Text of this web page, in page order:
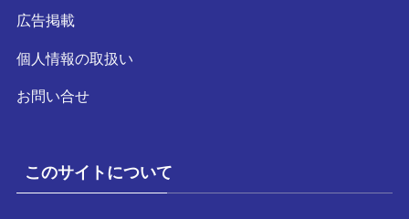
広告掲載
個人情報の取扱い
お問い合せ
このサイトについて